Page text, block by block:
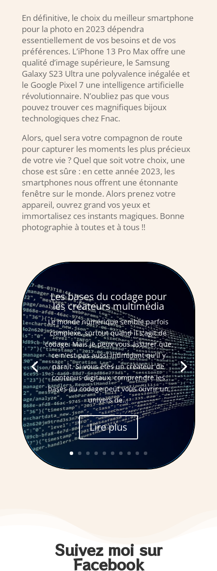
En définitive, le choix du meilleur smartphone
pour la photo en 2023 dépendra
essentiellement de vos besoins et de vos
préférences. L’iPhone 13 Pro Max offre une
qualité d’image supérieure, le Samsung
Galaxy S23 Ultra une polyvalence inégalée et
le Google Pixel 7 une intelligence artificielle
révolutionnaire. N’oubliez pas que vous
pouvez trouver ces magnifiques bijoux
technologiques chez Fnac.
Alors, quel sera votre compagnon de route
pour capturer les moments les plus précieux
de votre vie ? Quel que soit votre choix, une
chose est sûre : en cette année 2023, les
smartphones nous offrent une étonnante
fenêtre sur le monde. Alors prenez votre
appareil, ouvrez grand vos yeux et
immortalisez ces instants magiques. Bonne
photographie à toutes et à tous !!
Les bases du codage pour
les créateurs multimédia
Le monde numérique semble parfois
complexe, surtout quand il s'agit de
codage. Mais je peux vous assurer que
ce n'est pas aussi intimidant qu'il y
paraît. Si vous êtes un créateur de
contenus digitaux, comprendre les
bases du codage peut vous ouvrir un
univers de...
Lire plus
Suivez moi sur
Facebook